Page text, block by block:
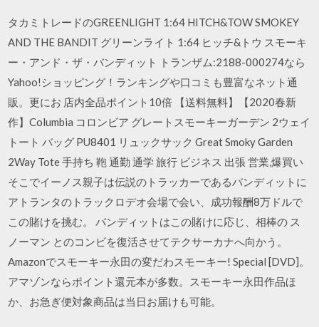
タカミトレードのGREENLIGHT 1:64 HITCH&TOW SMOKEY
AND THE BANDIT グリーンライト 1:64 ヒッチ&トウ スモーキ
ー・アンド・ザ・バンディット トランザム:2188-000274なら
Yahoo!ショッピング！ランキングや口コミも豊富なネット通
販。更にお 店内全品ポイント10倍 【送料無料】【2020春新
作】Columbia コロンビア グレートスモーキーガーデン 2ウェイ
トート バッグ PU8401 リュックサック Great Smoky Garden
2Way Tote 手持ち 鞄 通勤 通学 旅行 ビジネス 出張 営業,爆買い
そこでイーノス親子は伝説のトラッカーであるバンディットに
アトランタのトラックロデオ会場で会い、成功報酬8万ドルで
この賭けを挑む。 バンディットはこの賭けに応じ、相棒の ス
ノーマン とのコンビを復活させてテクサーカナへ向かう。
Amazonでスモーキー永田の変だわスモーキー! Special [DVD]。
アマゾンならポイント還元本が多数。スモーキー永田作品ほ
か、お急ぎ便対象商品は当日お届けも可能。